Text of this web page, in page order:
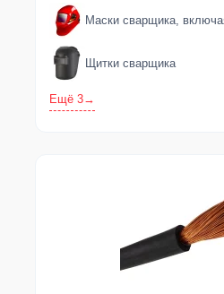
Маски сварщика,
Щитки сварщика
Ещё 3→